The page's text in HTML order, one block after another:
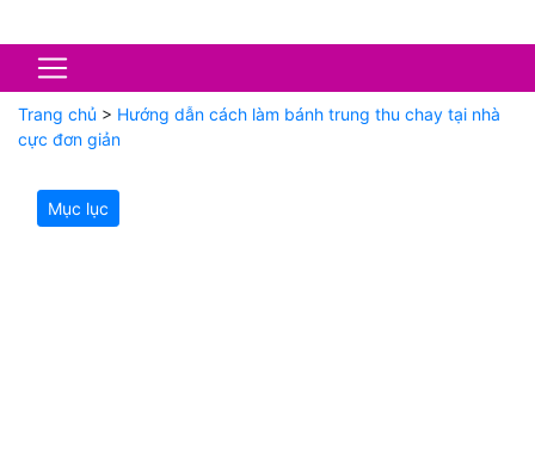
Trang chủ > Hướng dẫn cách làm bánh trung thu chay tại nhà
cực đơn giản
Mục lục